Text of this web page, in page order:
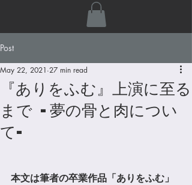
Post
『ありをふむ』上演に至る
まで -夢の骨と肉につい
て-
May 22, 2021 27 min read
本⽂は筆者の卒業作品「ありをふむ」